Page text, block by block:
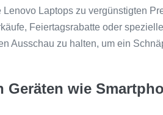
Laptops zu vergünstigten
Feiertagsrabatte oder
Ausschau zu halten, um ein
wie